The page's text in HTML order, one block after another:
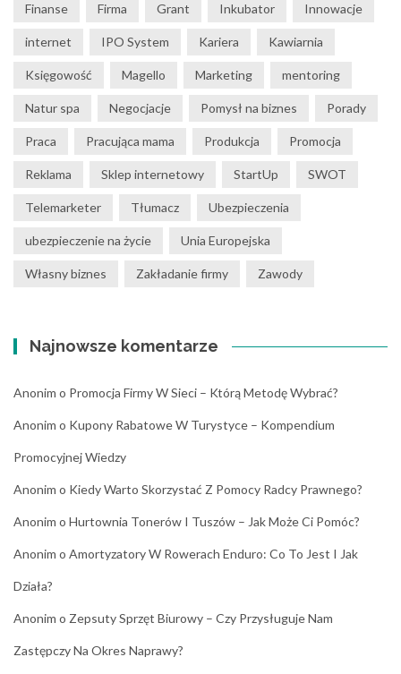
Finanse Firma Grant Inkubator Innowacje
internet IPO System Kariera Kawiarnia
Księgowość Magello Marketing mentoring
Natur spa Negocjacje Pomysł na biznes Porady
Praca Pracująca mama Produkcja Promocja
Reklama Sklep internetowy StartUp SWOT
Telemarketer Tłumacz Ubezpieczenia
ubezpieczenie na życie Unia Europejska
Własny biznes Zakładanie firmy Zawody
Najnowsze komentarze
Anonim o Promocja Firmy W Sieci – Którą Metodę Wybrać?
Anonim o Kupony Rabatowe W Turystyce – Kompendium
Promocyjnej Wiedzy
Anonim o Kiedy Warto Skorzystać Z Pomocy Radcy Prawnego?
Anonim o Hurtownia Tonerów I Tuszów – Jak Może Ci Pomóc?
Anonim o Amortyzatory W Rowerach Enduro: Co To Jest I Jak
Działa?
Anonim o Zepsuty Sprzęt Biurowy – Czy Przysługuje Nam
Zastępczy Na Okres Naprawy?